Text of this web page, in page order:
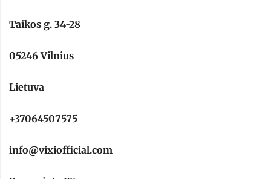
Taikos g. 34-28
05246 Vilnius
Lietuva
+37064507575
info@vixiofficial.com